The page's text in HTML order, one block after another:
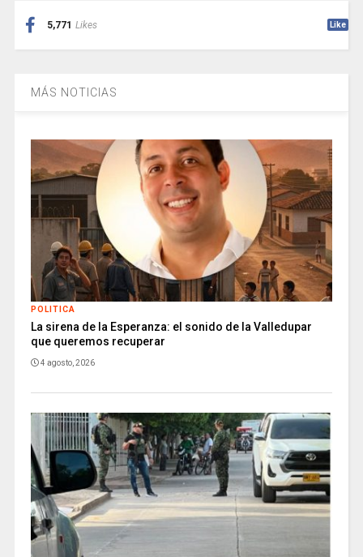
5,771 Likes Like
MÁS NOTICIAS
POLITICA
La sirena de la Esperanza: el sonido de la Valledupar
que queremos recuperar
4 agosto, 2026